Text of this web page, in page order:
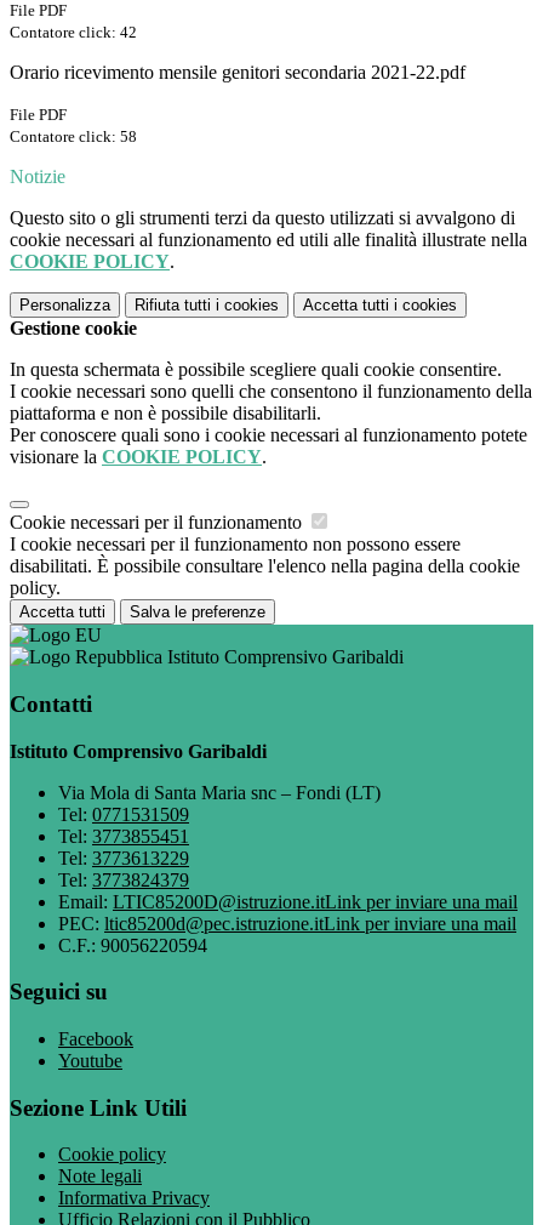
File PDF
Contatore click: 42
Orario ricevimento mensile genitori secondaria 2021-22.pdf
File PDF
Contatore click: 58
Notizie
Questo sito o gli strumenti terzi da questo utilizzati si avvalgono di
cookie necessari al funzionamento ed utili alle finalità illustrate nella
COOKIE POLICY.
Personalizza Rifiuta tutti i cookies Accetta tutti i cookies
Gestione cookie
In questa schermata è possibile scegliere quali cookie consentire.
I cookie necessari sono quelli che consentono il funzionamento della
piattaforma e non è possibile disabilitarli.
Per conoscere quali sono i cookie necessari al funzionamento potete
visionare la COOKIE POLICY.
Cookie necessari per il funzionamento
I cookie necessari per il funzionamento non possono essere
disabilitati. È possibile consultare l'elenco nella pagina della cookie
policy.
Accetta tutti Salva le preferenze
Istituto Comprensivo Garibaldi
Contatti
Istituto Comprensivo Garibaldi
Via Mola di Santa Maria snc – Fondi (LT)
Tel: 0771531509
Tel: 3773855451
Tel: 3773613229
Tel: 3773824379
Email: LTIC85200D@istruzione.itLink per inviare una mail
PEC: ltic85200d@pec.istruzione.itLink per inviare una mail
C.F.: 90056220594
Seguici su
Facebook
Youtube
Sezione Link Utili
Cookie policy
Note legali
Informativa Privacy
Ufficio Relazioni con il Pubblico